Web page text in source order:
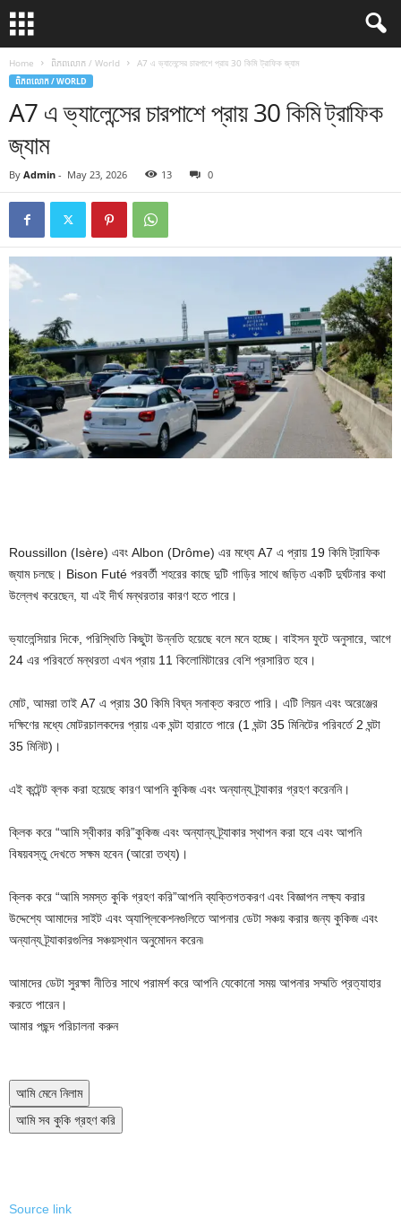
Home ពិភពលោក / World A7 এ ভ্যালেন্সের চারপাশে প্রায় 30 কিমি ট্রাফিক জ্যাম
ពិភពលោក / WORLD
A7 এ ভ্যালেন্সের চারপাশে প্রায় 30 কিমি ট্রাফিক
জ্যাম
By Admin - May 23, 2026 13 0
Roussillon (Isère) এবং Albon (Drôme) এর মধ্যে A7 এ প্রায় 19 কিমি ট্রাফিক
জ্যাম চলছে। Bison Futé পরবর্তী শহরের কাছে দুটি গাড়ির সাথে জড়িত একটি দুর্ঘটনার কথা
উল্লেখ করেছেন, যা এই দীর্ঘ মন্থরতার কারণ হতে পারে।
ভ্যালেন্সিয়ার দিকে, পরিস্থিতি কিছুটা উন্নতি হয়েছে বলে মনে হচ্ছে। বাইসন ফুটে অনুসারে, আগে
24 এর পরিবর্তে মন্থরতা এখন প্রায় 11 কিলোমিটারের বেশি প্রসারিত হবে।
মোট, আমরা তাই A7 এ প্রায় 30 কিমি বিঘ্ন সনাক্ত করতে পারি। এটি লিয়ন এবং অরেঞ্জের
দক্ষিণের মধ্যে মোটরচালকদের প্রায় এক ঘন্টা হারাতে পারে (1 ঘন্টা 35 মিনিটের পরিবর্তে 2 ঘন্টা
35 মিনিট)।
এই কন্টেন্ট ব্লক করা হয়েছে কারণ আপনি কুকিজ এবং অন্যান্য ট্র্যাকার গ্রহণ করেননি।
ক্লিক করে “আমি স্বীকার করি”কুকিজ এবং অন্যান্য ট্র্যাকার স্থাপন করা হবে এবং আপনি
বিষয়বস্তু দেখতে সক্ষম হবেন(আরো তথ্য)।
ক্লিক করে “আমি সমস্ত কুকি গ্রহণ করি”আপনি ব্যক্তিগতকরণ এবং বিজ্ঞাপন লক্ষ্য করার
উদ্দেশ্যে আমাদের সাইট এবং অ্যাপ্লিকেশনগুলিতে আপনার ডেটা সঞ্চয় করার জন্য কুকিজ এবং
অন্যান্য ট্র্যাকারগুলির সঞ্চয়স্থান অনুমোদন করেন৷
আমাদের ডেটা সুরক্ষা নীতির সাথে পরামর্শ করে আপনি যেকোনো সময় আপনার সম্মতি প্রত্যাহার
করতে পারেন।
আমার পছন্দ পরিচালনা করুন
আমি মেনে নিলাম
আমি সব কুকি গ্রহণ করি
Source link